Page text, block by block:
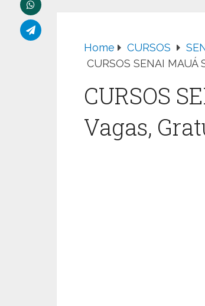
Home CURSOS
CURSOS SENAI
CURSOS
Vagas,